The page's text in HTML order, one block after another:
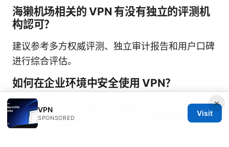
海獭机场相关的 VPN 有没有独立的评测机
构認可？
建议参考多方权威评测、独立审计报告和用户口碑
进行综合评估。
如何在企业环境中安全使用 VPN？
遵循企业 IT 安全政策、使用强认证方式、合理分
配权限、对日志进行审计与监控，确保数据传输安
×
VPN
SPONSORED
Visit